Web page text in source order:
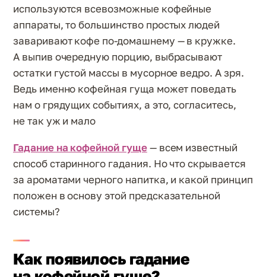
используются всевозможные кофейные
аппараты, то большинство простых людей
заваривают кофе по-домашнему — в кружке.
А выпив очередную порцию, выбрасывают
остатки густой массы в мусорное ведро. А зря.
Ведь именно кофейная гуща может поведать
нам о грядущих событиях, а это, согласитесь,
не так уж и мало
Гадание на кофейной гуще— всем известный
способ старинного гадания. Но что скрывается
за ароматами черного напитка, и какой принцип
положен в основу этой предсказательной
системы?
Как появилось гадание